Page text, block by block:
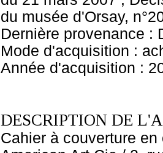
du musée d'Orsay,
Dernière provenance :
Mode d'acquisition :
Année d'acquisition :
DESCRIPTION DE
Cahier à couverture